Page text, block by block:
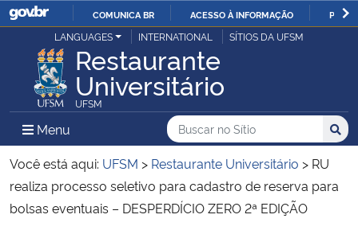
IR
PARA
O
COMUNICA BR ACESSO À INFORMAÇÃO
Ministério da Justiça e Segurança Pública
Ministério da Defesa
Ministério das Relações Exteriores
Ministério da Economia
LANGUAGES INTERNATIONAL SÍTIOS DA UFSM
Restaurante
Universitário
UFSM
Menu Menu Principal do Sítio
Busca
Buscar no no Sítio
Busca:
Você está aqui: UFSM > Restaurante Universitário > RU
realiza processo seletivo para cadastro de reserva para
bolsas eventuais – DESPERDÍCIO ZERO 2ª EDIÇÃO